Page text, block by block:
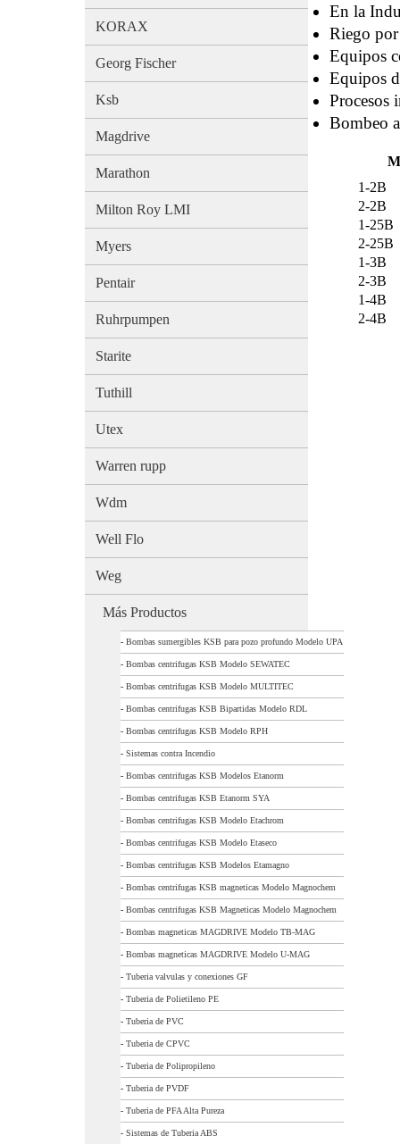
KORAX
Georg Fischer
Ksb
Magdrive
Marathon
Milton Roy LMI
Myers
Pentair
Ruhrpumpen
Starite
Tuthill
Utex
Warren rupp
Wdm
Well Flo
Weg
Más Productos
- Bombas sumergibles KSB para pozo profundo Modelo UPA
- Bombas centrifugas KSB Modelo SEWATEC
- Bombas centrifugas KSB Modelo MULTITEC
- Bombas centrifugas KSB Bipartidas Modelo RDL
- Bombas centrifugas KSB Modelo RPH
- Sistemas contra Incendio
- Bombas centrifugas KSB Modelos Etanorm
- Bombas centrifugas KSB Etanorm SYA
- Bombas centrifugas KSB Modelo Etachrom
- Bombas centrifugas KSB Modelo Etaseco
- Bombas centrifugas KSB Modelos Etamagno
- Bombas centrifugas KSB magneticas Modelo Magnochem
- Bombas centrifugas KSB Magneticas Modelo Magnochem
- Bombas magneticas MAGDRIVE Modelo TB-MAG
- Bombas magneticas MAGDRIVE Modelo U-MAG
- Tuberia valvulas y conexiones GF
- Tuberia de Polietileno PE
- Tuberia de PVC
- Tuberia de CPVC
- Tuberia de Polipropileno
- Tuberia de PVDF
- Tuberia de PFA Alta Pureza
- Sistemas de Tuberia ABS
En la
Riego
Equipos
Equipos
Procesos
Bombeo
1-2B
2-2B
1-25B
2-25B
1-3B
2-3B
1-4B
2-4B